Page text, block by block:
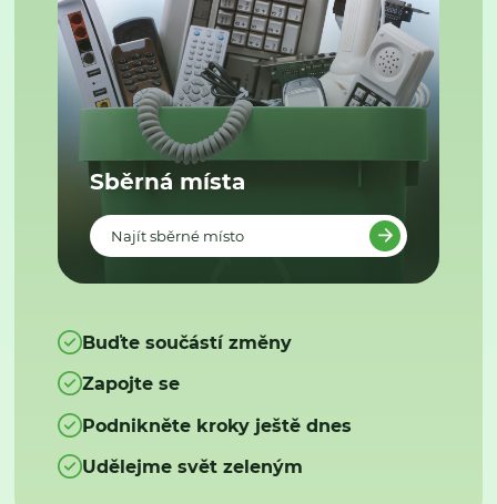
Sběrná místa
Najít sběrné místo
Buďte součástí změny
Zapojte se
Podnikněte kroky ještě dnes
Udělejme svět zeleným